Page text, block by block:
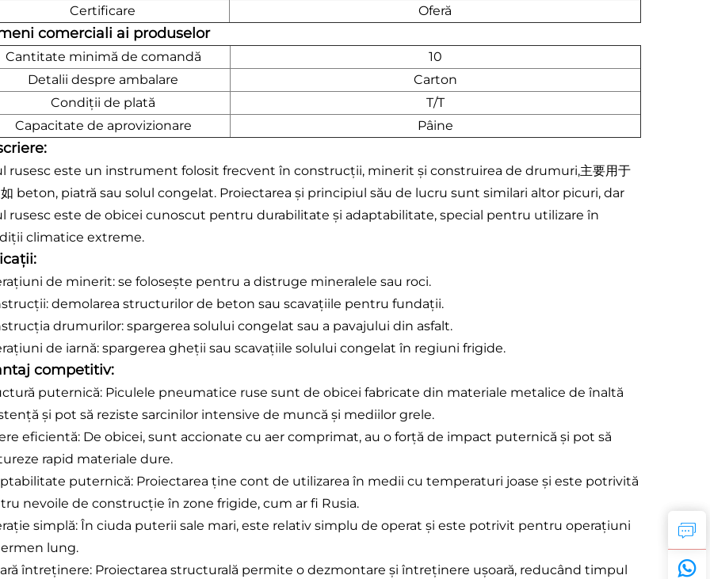
Certificare
Oferă
comerciali ai produselor
Cantitate minimă de comandă
10
Detalii despre ambalare
Carton
Condiții de plată
T/T
Capacitate de aprovizionare
Pâine
rusesc este un instrument folosit frecvent în construcții, minerit și construirea de drumuri,主要用于
如 beton, piatră sau solul congelat. Proiectarea și principiul său de lucru sunt similari altor picuri, dar
rusesc este de obicei cunoscut pentru durabilitate și adaptabilitate, special pentru utilizare în
climatice extreme.
de minerit: se folosește pentru a distruge mineralele sau roci.
demolarea structurilor de beton sau scavațiile pentru fundații.
drumurilor: spargerea solului congelat sau a pavajului din asfalt.
de iarnă: spargerea gheții sau scavațiile solului congelat în regiuni frigide.
competitiv:
puternică: Piculele pneumatice ruse sunt de obicei fabricate din materiale metalice de înaltă
și pot să reziste sarcinilor intensive de muncă și mediilor grele.
eficientă: De obicei, sunt accionate cu aer comprimat, au o forță de impact puternică și pot să
rapid materiale dure.
puternică: Proiectarea ține cont de utilizarea în medii cu temperaturi joase și este potrivită
nevoile de construcție în zone frigide, cum ar fi Rusia.
simplă: În ciuda puterii sale mari, este relativ simplu de operat și este potrivit pentru operațiuni
lung.
întreținere: Proiectarea structurală permite o dezmontare și întreținere ușoară, reducând timpul